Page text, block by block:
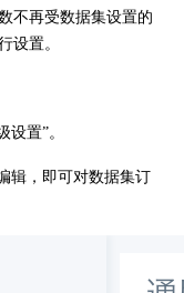
不再受数据集设置的
设置。
设置”。
辑，即可对数据集订